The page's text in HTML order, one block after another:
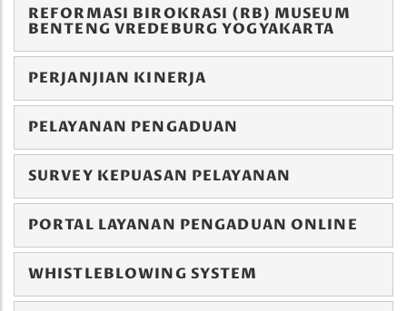
REFORMASI BIROKRASI (RB) MUSEUM
BENTENG VREDEBURG YOGYAKARTA
PERJANJIAN KINERJA
PELAYANAN PENGADUAN
SURVEY KEPUASAN PELAYANAN
PORTAL LAYANAN PENGADUAN ONLINE
WHISTLEBLOWING SYSTEM